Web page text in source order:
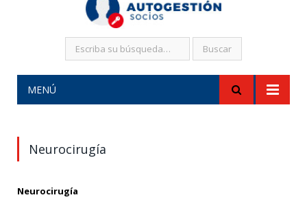
MENÚ
Neurocirugía
Neurocirugía